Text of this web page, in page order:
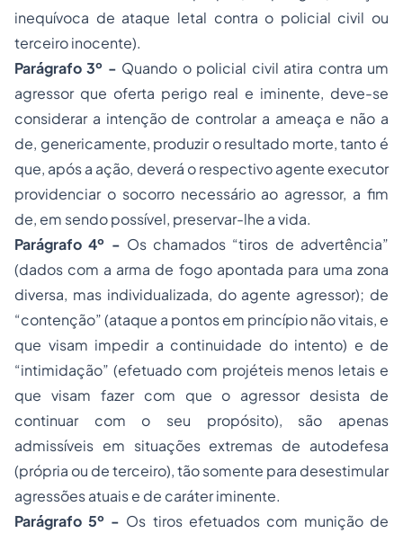
inequívoca de ataque letal contra o policial civil ou
terceiro inocente).
Parágrafo 3º - Quando o policial civil atira contra um
agressor que oferta perigo real e iminente, deve-se
considerar a intenção de controlar a ameaça e não a
de, genericamente, produzir o resultado morte, tanto é
que, após a ação, deverá o respectivo agente executor
providenciar o socorro necessário ao agressor, a fim
de, em sendo possível, preservar-lhe a vida.
Parágrafo 4º - Os chamados “tiros de advertência”
(dados com a arma de fogo apontada para uma zona
diversa, mas individualizada, do agente agressor); de
“contenção” (ataque a pontos em princípio não vitais, e
que visam impedir a continuidade do intento) e de
“intimidação” (efetuado com projéteis menos letais e
que visam fazer com que o agressor desista de
continuar com o seu propósito), são apenas
admissíveis em situações extremas de autodefesa
(própria ou de terceiro), tão somente para desestimular
agressões atuais e de caráter iminente.
Parágrafo 5º - Os tiros efetuados com munição de